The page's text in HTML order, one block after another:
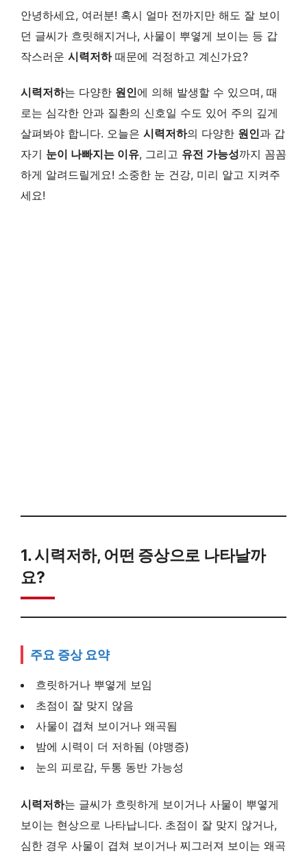
안녕하세요, 여러분! 혹시 얼마 전까지만 해도 잘 보이
던 글씨가 흐릿해지거나, 사물이 뿌옇게 보이는 등 갑
작스러운 시력저하때문에 걱정하고 계신가요?
시력저하는 다양한 원인에 의해 발생할 수 있으며, 때
로는 심각한 안과 질환의 신호일 수도 있어 주의 깊게
살펴봐야 합니다. 오늘은 시력저하의 다양한 원인과 갑
자기 눈이 나빠지는 이유, 그리고 유전 가능성까지 꼼꼼
하게 알려드릴게요! 소중한 눈 건강, 미리 알고 지켜주
세요!
1. 시력저하, 어떤 증상으로 나타날까
요?
주요 증상 요약
흐릿하거나 뿌옇게 보임
초점이 잘 맞지 않음
사물이 겹쳐 보이거나 왜곡됨
밤에 시력이 더 저하됨 (야맹증)
눈의 피로감, 두통 동반 가능성
시력저하는 글씨가 흐릿하게 보이거나 사물이 뿌옇게
보이는 현상으로 나타납니다. 초점이 잘 맞지 않거나,
심한 경우 사물이 겹쳐 보이거나 찌그러져 보이는 왜곡